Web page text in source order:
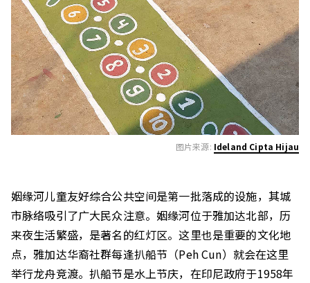
图片来源: Ideland Cipta Hijau
姻缘河儿童友好综合公共空间是第一批落成的设施，其城
市脉络吸引了广大民众注意。姻缘河位于雅加达北部，历
来夜生活繁盛，是著名的红灯区。这里也是重要的文化地
点，雅加达华裔社群每逢扒船节（Peh Cun）就会在这里
举行龙舟竞渡。扒船节是水上节庆，在印尼政府于1958年